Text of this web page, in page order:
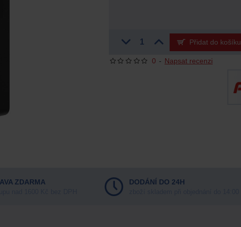
0 - Napsat recenzi
Přidat do košíku
ZDARMA DODÁNÍ DO 24H